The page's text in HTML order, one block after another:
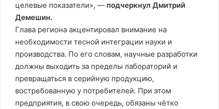
целевые показатели», — подчеркнул Дмитрий
Демешин.
Глава региона акцентировал внимание на
необходимости тесной интеграции науки и
производства. По его словам, научные разработки
должны выходить за пределы лабораторий и
превращаться в серийную продукцию,
востребованную у потребителей. При этом
предприятия, в свою очередь, обязаны чётко